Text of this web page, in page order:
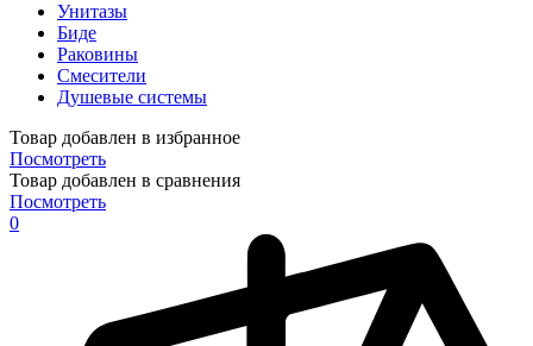
Унитазы
Биде
Раковины
Смесители
Душевые системы
Товар добавлен в избранное
Посмотреть
Товар добавлен в сравнения
Посмотреть
0